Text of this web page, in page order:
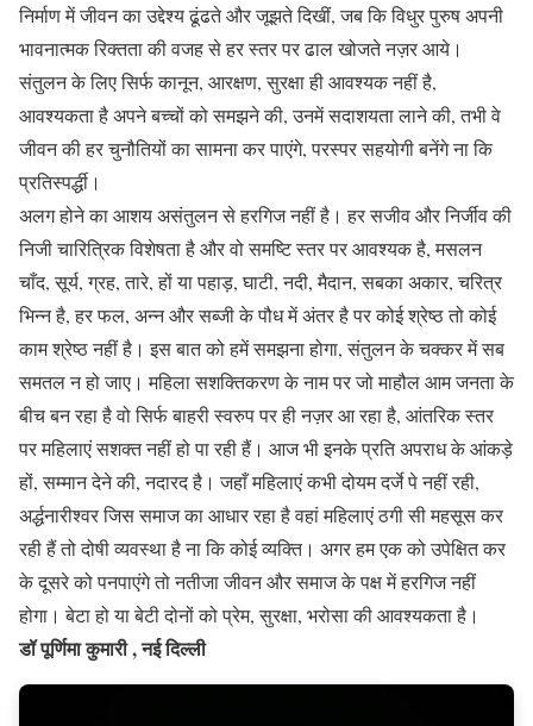
निर्माण में जीवन का उद्देश्य ढूंढते और जूझते दिखीं, जब कि विधुर पुरुष अपनी
भावनात्मक रिक्तता की वजह से हर स्तर पर ढाल खोजते नज़र आये।
संतुलन के लिए सिर्फ कानून, आरक्षण, सुरक्षा ही आवश्यक नहीं है,
आवश्यकता है अपने बच्चों को समझने की, उनमें सदाशयता लाने की, तभी वे
जीवन की हर चुनौतियों का सामना कर पाएंगे, परस्पर सहयोगी बनेंगे ना कि
प्रतिस्पर्द्धी।
अलग होने का आशय असंतुलन से हरगिज नहीं है। हर सजीव और निर्जीव की
निजी चारित्रिक विशेषता है और वो समष्टि स्तर पर आवश्यक है, मसलन
चाँद, सूर्य, ग्रह, तारे, हों या पहाड़, घाटी, नदी, मैदान, सबका अकार, चरित्र
भिन्न है, हर फल, अन्न और सब्जी के पौध में अंतर है पर कोई श्रेष्ठ तो कोई
काम श्रेष्ठ नहीं है। इस बात को हमें समझना होगा, संतुलन के चक्कर में सब
समतल न हो जाए। महिला सशक्तिकरण के नाम पर जो माहौल आम जनता के
बीच बन रहा है वो सिर्फ बाहरी स्वरुप पर ही नज़र आ रहा है, आंतरिक स्तर
पर महिलाएं सशक्त नहीं हो पा रही हैं। आज भी इनके प्रति अपराध के आंकड़े
हों, सम्मान देने की, नदारद है। जहाँ महिलाएं कभी दोयम दर्जे पे नहीं रही,
अर्द्धनारीश्वर जिस समाज का आधार रहा है वहां महिलाएं ठगी सी महसूस कर
रही हैं तो दोषी व्यवस्था है ना कि कोई व्यक्ति। अगर हम एक को उपेक्षित कर
के दूसरे को पनपाएंगे तो नतीजा जीवन और समाज के पक्ष में हरगिज नहीं
होगा। बेटा हो या बेटी दोनों को प्रेम, सुरक्षा, भरोसा की आवश्यकता है।
डॉ पूर्णिमा कुमारी , नई दिल्ली